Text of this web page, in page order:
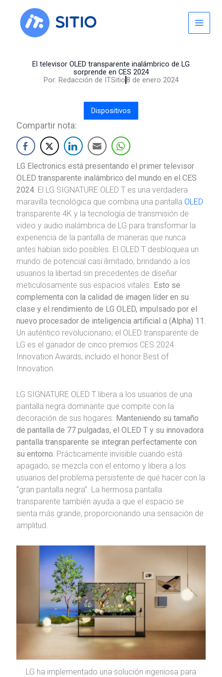
content
El televisor OLED transparente inalámbrico de LG
sorprende en CES 2024
Por: Redacción de ITSitio8 de enero 2024
Dispositivos
Compartir nota:
LG Electronics está presentando el primer televisor
OLED transparente inalámbrico del mundo en el CES
2024. El LG SIGNATURE OLED T es una verdadera
maravilla tecnológica que combina una pantalla OLED
transparente 4K y la tecnología de transmisión de
video y audio inalámbrica de LG para transformar la
experiencia de la pantalla de maneras que nunca
antes habían sido posibles. El OLED T desbloquea un
mundo de potencial casi ilimitado, brindando a los
usuarios la libertad sin precedentes de diseñar
meticulosamente sus espacios vitales. Esto se
complementa con la calidad de imagen líder en su
clase y el rendimiento de LG OLED, impulsado por el
nuevo procesador de inteligencia artificial α (Alpha) 11.
Un auténtico revolucionario, el OLED transparente de
LG es el ganador de cinco premios CES 2024
Innovation Awards, incluido el honor Best of
Innovation.
LG SIGNATURE OLED T libera a los usuarios de una
pantalla negra dominante que compite con la
decoración de sus hogares. Manteniendo su tamaño
de pantalla de 77 pulgadas, el OLED T y su innovadora
pantalla transparente se integran perfectamente con
su entorno. Prácticamente invisible cuando está
apagado, se mezcla con el entorno y libera a los
usuarios del problema persistente de qué hacer con la
“gran pantalla negra”. La hermosa pantalla
transparente también ayuda a que el espacio se
sienta más grande, proporcionando una sensación de
amplitud.
LG ha implementado una solución ingeniosa para